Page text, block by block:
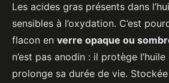
Les acides gras présents dans
sensibles à l’oxydation. C’est
flacon en verre opaque ou
n’est pas anodin : il protège
prolonge sa durée de vie. Stockée